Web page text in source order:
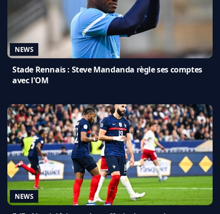
NEWS
Stade Rennais : Steve Mandanda règle ses comptes
avec l'OM
NEWS